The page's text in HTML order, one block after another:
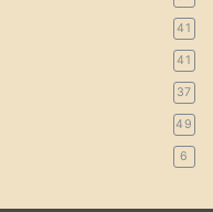
41
41
37
49
6